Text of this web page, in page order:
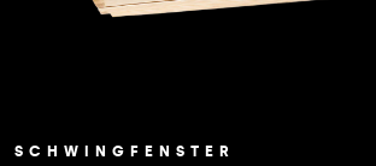
SCHWINGFENSTER